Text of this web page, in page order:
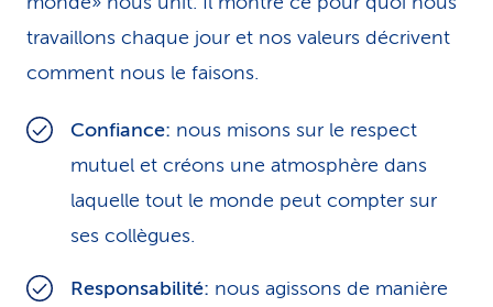
travaillons chaque jour et nos valeurs décrivent
comment nous le faisons.
Confiance: nous misons sur le respect
mutuel et créons une atmosphère dans
laquelle tout le monde peut compter sur
ses collègues.
Responsabilité: nous agissons de manière